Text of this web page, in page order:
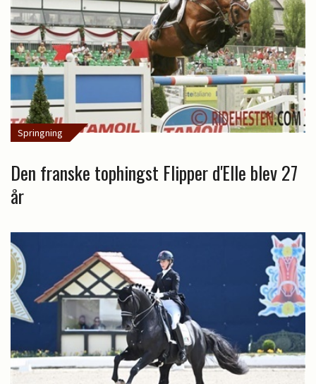
Springning
Den franske tophingst Flipper d'Elle blev 27
år